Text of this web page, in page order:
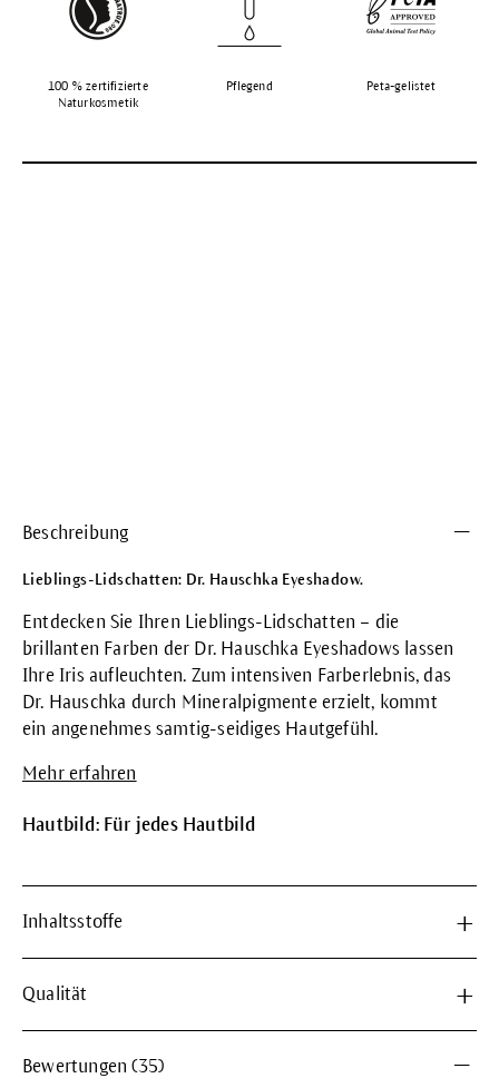
100 % zertifizierte
Naturkosmetik
Pflegend Peta-gelistet
Beschreibung
Lieblings-Lidschatten: Dr. Hauschka Eyeshadow.
Entdecken Sie Ihren Lieblings-Lidschatten – die
brillanten Farben der Dr. Hauschka Eyeshadows lassen
Ihre Iris aufleuchten. Zum intensiven Farberlebnis, das
Dr. Hauschka durch Mineralpigmente erzielt, kommt
ein angenehmes samtig-seidiges Hautgefühl.
Mehr erfahren
Hautbild: Für jedes Hautbild
Inhaltsstoffe
Qualität
Bewertungen (35)